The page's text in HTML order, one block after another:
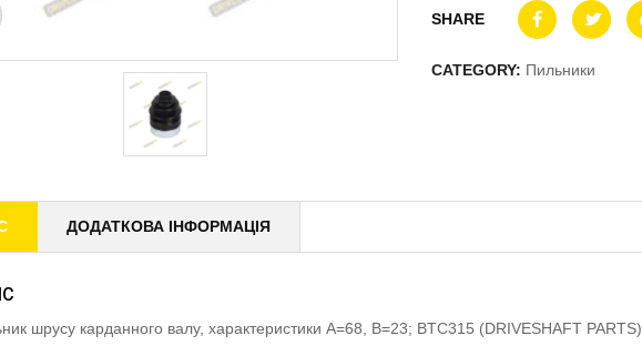
SHARE
CATEGORY: Пильники
ДОДАТКОВА ІНФОРМАЦІЯ
шрусу карданного валу, характеристики A=68, B=23; BTC315 (DRIVESHAFT PARTS)